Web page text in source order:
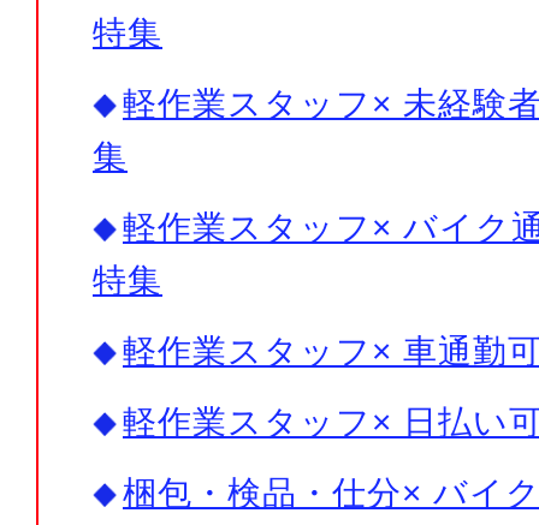
特集
軽作業スタッフ× 未経験
集
軽作業スタッフ× バイク
特集
軽作業スタッフ× 車通勤
軽作業スタッフ× 日払い
梱包・検品・仕分× バイ